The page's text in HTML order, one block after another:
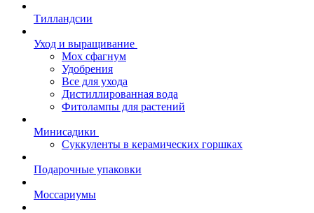
Тилландсии
Уход и выращивание
Мох сфагнум
Удобрения
Все для ухода
Дистиллированная вода
Фитолампы для растений
Минисадики
Суккуленты в керамических горшках
Подарочные упаковки
Моссариумы